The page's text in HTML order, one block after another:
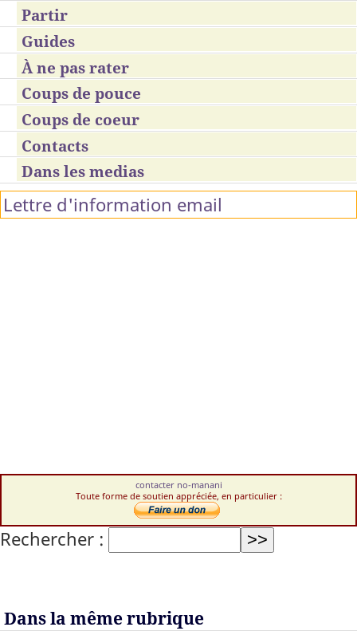
Partir
Guides
À ne pas rater
Coups de pouce
Coups de coeur
Contacts
Dans les medias
Lettre d'information email
contacter no-manani
Toute forme de soutien appréciée, en particulier :
Rechercher :
Dans la même rubrique